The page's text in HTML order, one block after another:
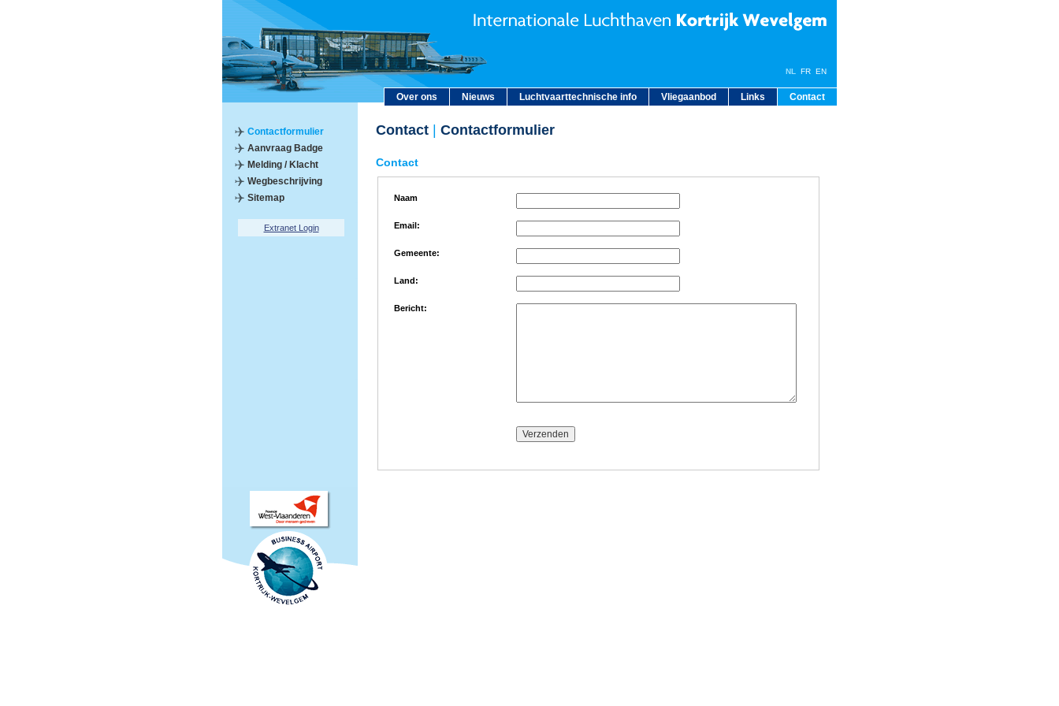
Over ons Nieuws Luchtvaarttechnische info Vliegaanbod Links Contact
NL FR EN
Contactformulier
Aanvraag Badge
Melding / Klacht
Wegbeschrijving
Sitemap
Extranet Login
Contact Contactformulier
Contact
Naam
Email:
Gemeente:
Land:
Bericht: